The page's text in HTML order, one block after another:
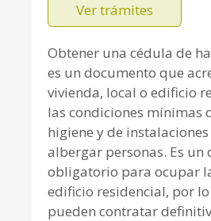
Ver trámites
Obtener una cédula de
es un documento que
vivienda, local o edificio
las condiciones mínimas
higiene y de
albergar personas. Es un
obligatorio para ocupar
edificio residencial, por lo
pueden contratar